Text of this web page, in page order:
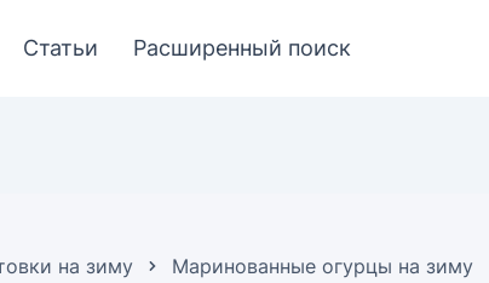
Статьи Расширенный поиск
на зиму Маринованные огурцы на зиму